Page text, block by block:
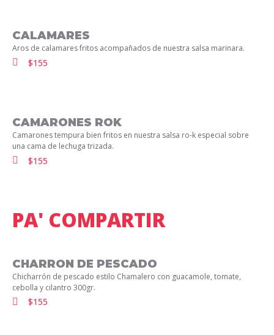
CALAMARES
Aros de calamares fritos acompañados de nuestra salsa marinara.
$155
CAMARONES ROK
Camarones tempura bien fritos en nuestra salsa ro-k especial sobre
una cama de lechuga trizada.
$155
PA' COMPARTIR
CHARRON DE PESCADO
Chicharrón de pescado estilo Chamalero con guacamole, tomate,
cebolla y cilantro 300gr.
$155